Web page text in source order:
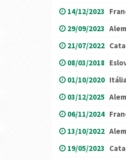
14/12/2023
29/09/2023
21/07/2022
08/03/2018
01/10/2020
03/12/2025
06/11/2024
13/10/2022
19/05/2023